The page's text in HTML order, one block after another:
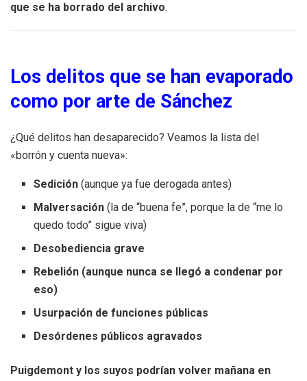
que se ha borrado del archivo.
Los delitos que se han evaporado
como por arte de Sánchez
¿Qué delitos han desaparecido? Veamos la lista del
«borrón y cuenta nueva»:
Sedición (aunque ya fue derogada antes)
Malversación (la de “buena fe”, porque la de “me lo
quedo todo” sigue viva)
Desobediencia grave
Rebelión (aunque nunca se llegó a condenar por
eso)
Usurpación de funciones públicas
Desórdenes públicos agravados
Puigdemont y los suyos podrían volver mañana en